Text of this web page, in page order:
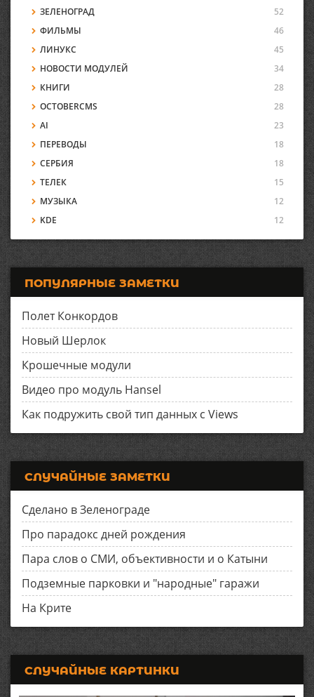
ЗЕЛЕНОГРАД
52
ФИЛЬМЫ
46
ЛИНУКС
45
НОВОСТИ МОДУЛЕЙ
34
КНИГИ
28
OCTOBERCMS
28
AI
23
ПЕРЕВОДЫ
18
СЕРБИЯ
18
ТЕЛЕК
15
МУЗЫКА
12
KDE
12
ПОПУЛЯРНЫЕ ЗАМЕТКИ
Полет Конкордов
Новый Шерлок
Крошечные модули
Видео про модуль Hansel
Как подружить свой тип данных с Views
СЛУЧАЙНЫЕ ЗАМЕТКИ
Сделано в Зеленограде
Про парадокс дней рождения
Пара слов о СМИ, объективности и о Катыни
Подземные парковки и "народные" гаражи
На Крите
СЛУЧАЙНЫЕ КАРТИНКИ